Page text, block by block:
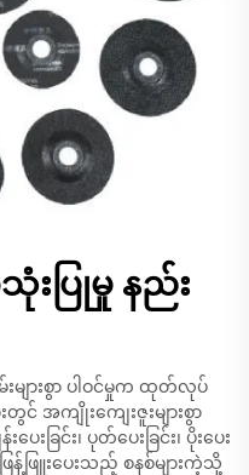
းပြုမှု နည်း
များစွာ ပါဝင်မှုက ထုတ်လုပ်
င် အကျိုးကျေးဇူးများစွာ
ခြင်း၊ ပုတ်ပေးခြင်း၊ ပိုးပေး
ဖြူးပေးသည့် စနစ်များကဲ့သို့